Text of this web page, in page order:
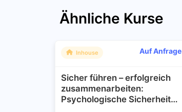
Ähnliche Kurse
Inhouse Auf Anfrage
Sicher führen – erfolgreich
zusammenarbeiten:
Psychologische Sicherheit